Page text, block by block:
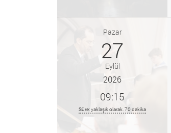
Pazar
27
Eylül
2026
09:15
Süre: yaklaşık olarak. 70 dakika